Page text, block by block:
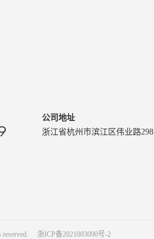
公司地址
浙江省杭州市滨江区伟业路
浙ICP备2021003090号-2